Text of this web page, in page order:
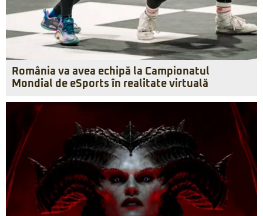
România va avea echipă la Campionatul
Mondial de eSports în realitate virtuală